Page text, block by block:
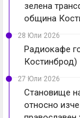
зелена
община
28 Юли 2026
Радиокафе
Костинброд)
27 Юли 2026
Становище
относно